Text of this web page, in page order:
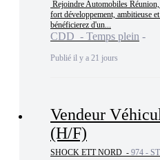
fort développement, ambitieuse
bénéficierez d'un...
CDD - Temps plein
Publié il y a 21 jours
Vendeur
(H/F)
SHOCK ETT NORD - 974 -